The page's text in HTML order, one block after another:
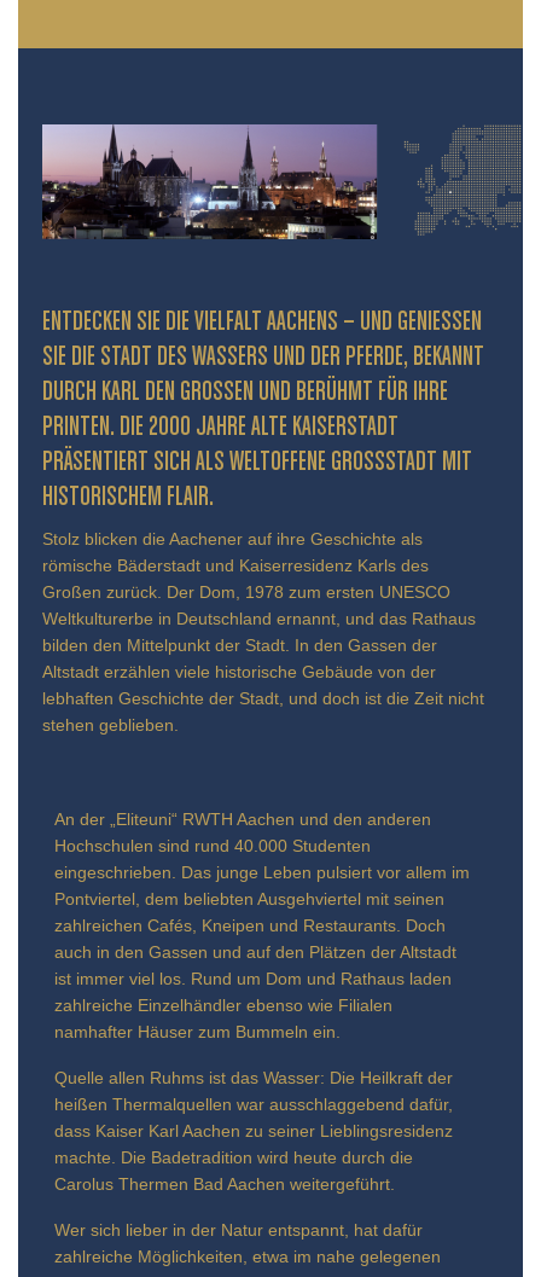
ENTDECKEN SIE DIE VIELFALT AACHENS – UND GENIESSEN S
IE DIE STADT DES WASSERS UND DER PFERDE, BEKANNT D
URCH KARL DEN GROSSEN UND BERÜHMT FÜR IHRE PR
INTEN. DIE 2000 JAHRE ALTE KAISERSTADT PR
ÄSENTIERT SICH ALS WELTOFFENE GROSSSTADT MIT HIS
TORISCHEM FLAIR.
Stolz blicken die Aachener auf ihre Geschichte als
römische Bäderstadt und Kaiserresidenz Karls des
Großen zurück. Der Dom, 1978 zum ersten UNESCO
Weltkulturerbe in Deutschland ernannt, und das Rathaus
bilden den Mittelpunkt der Stadt. In den Gassen der
Altstadt erzählen viele historische Gebäude von der
lebhaften Geschichte der Stadt, und doch ist die Zeit nicht
stehen geblieben.
An der „Eliteuni“ RWTH Aachen und den anderen
Hochschulen sind rund 40.000 Studenten
eingeschrieben. Das junge Leben pulsiert vor allem im
Pontviertel, dem beliebten Ausgehviertel mit seinen
zahlreichen Cafés, Kneipen und Restaurants. Doch
auch in den Gassen und auf den Plätzen der Altstadt
ist immer viel los. Rund um Dom und Rathaus laden
zahlreiche Einzelhändler ebenso wie Filialen
namhafter Häuser zum Bummeln ein.
Quelle allen Ruhms ist das Wasser: Die Heilkraft der
heißen Thermalquellen war ausschlaggebend dafür,
dass Kaiser Karl Aachen zu seiner Lieblingsresidenz
machte. Die Badetradition wird heute durch die
Carolus Thermen Bad Aachen weitergeführt.
Wer sich lieber in der Natur entspannt, hat dafür
zahlreiche Möglichkeiten, etwa im nahe gelegenen